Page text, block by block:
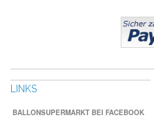
LINKS
BALLONSUPERMARKT BEI FACEBOOK